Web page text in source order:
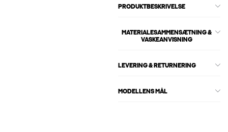
PRODUKTBESKRIVELSE
MATERIALESAMMENSÆTNING &
VASKEANVISNING
LEVERING & RETURNERING
MODELLENS MÅL